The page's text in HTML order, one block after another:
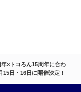
×トコろん15周年に合わ
日・16日に開催決定！